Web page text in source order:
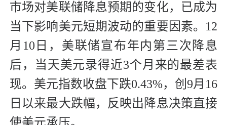
市场对美联储降息预期的变化，已成为
当下影响美元短期波动的重要因素。12
月10日，美联储宣布年内第三次降息
后，当天美元录得近3个月来的最差表
现。美元指数收盘下跌0.43%，创9月16
日以来最大跌幅，反映出降息决策直接